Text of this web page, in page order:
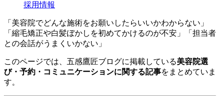
採用情報
「美容院でどんな施術をお願いしたらいいかわからない」
「縮毛矯正や白髪ぼかしを初めてかけるのが不安」「担当者
との会話がうまくいかない」
このページでは、五感鷹匠ブログに掲載している美容院選
び・予約・コミュニケーションに関する記事をまとめていま
す。